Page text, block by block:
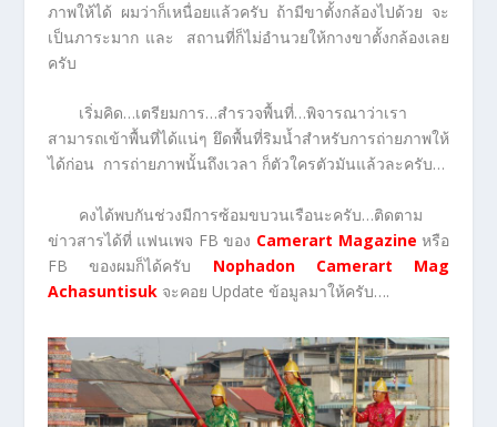
ภาพให้ได้ ผมว่าก็เหนื่อยแล้วครับ ถ้ามีขาตั้งกล้องไปด้วย จะ
เป็นภาระมาก และ สถานที่ก็ไม่อำนวยให้กางขาตั้งกล้องเลย
ครับ
เริ่มคิด…เตรียมการ…สำรวจพื้นที่…พิจารณาว่าเรา
สามารถเข้าพื้นที่ได้แน่ๆ ยึดพื้นที่ริมน้ำสำหรับการถ่ายภาพให้
ได้ก่อน การถ่ายภาพนั้นถึงเวลา ก็ตัวใครตัวมันแล้วละครับ…
คงได้พบกันช่วงมีการซ้อมขบวนเรือนะครับ…ติดตาม
ข่าวสารได้ที่ แฟนเพจ FB ของ Camerart Magazine หรือ
FB ของผมก็ได้ครับ Nophadon Camerart Mag
Achasuntisukจะคอย Update ข้อมูลมาให้ครับ….